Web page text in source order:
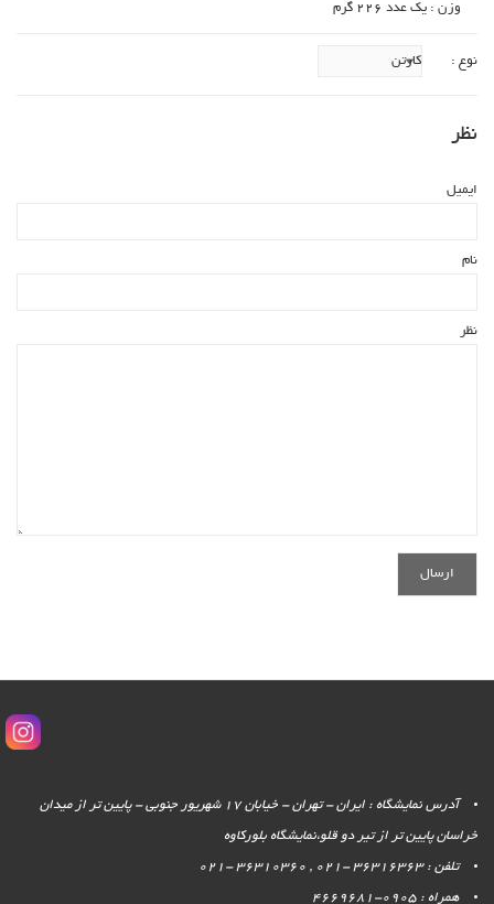
وزن : یک عدد 226 گرم
نوع :
نظر
ایمیل
نام
نظر
آدرس نمایشگاه : ایران - تهران - خیابان 17 شهریور جنوبی - پایین تر از میدان
خراسان پایین تر از تیر دو قلو،نمایشگاه بلورکاوه
تلفن : 36316363 -021 , 36310360 -021
همراه : 0905-4669681